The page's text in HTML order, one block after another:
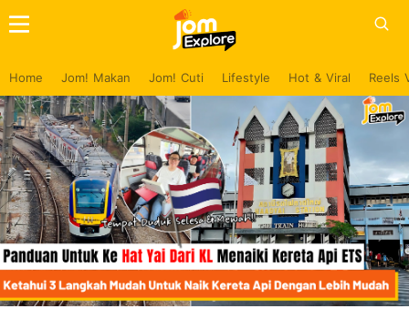
Home Jom! Makan Jom! Cuti Lifestyle Hot & Viral Reels